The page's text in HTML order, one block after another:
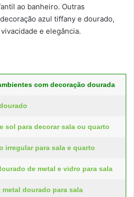
ao banheiro. Outras
azul tiffany e dourado,
e elegância.
com decoração dourada
sol para decorar sala ou quarto
irregular para sala e quarto
de metal e vidro para sala
metal dourado para sala